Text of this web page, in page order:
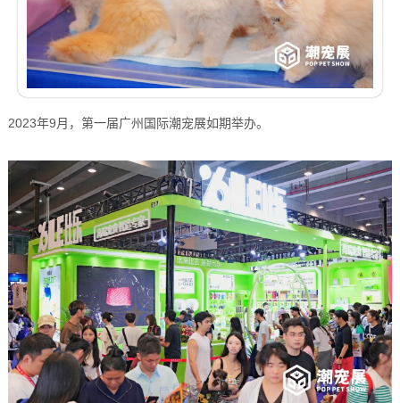
2023年9月，第一届广州国际潮宠展如期举办。